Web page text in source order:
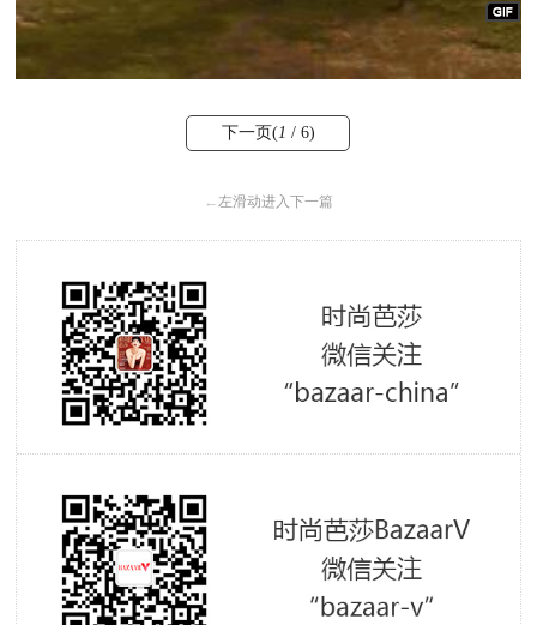
下一页(1 / 6)
← 左滑动进入下一篇